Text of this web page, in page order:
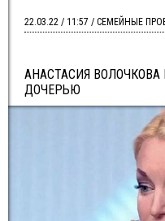
АНАСТАСИЯ
ДОЧЕРЬЮ
22.03.22 / 11:57 / СЕМЕЙНЫЕ